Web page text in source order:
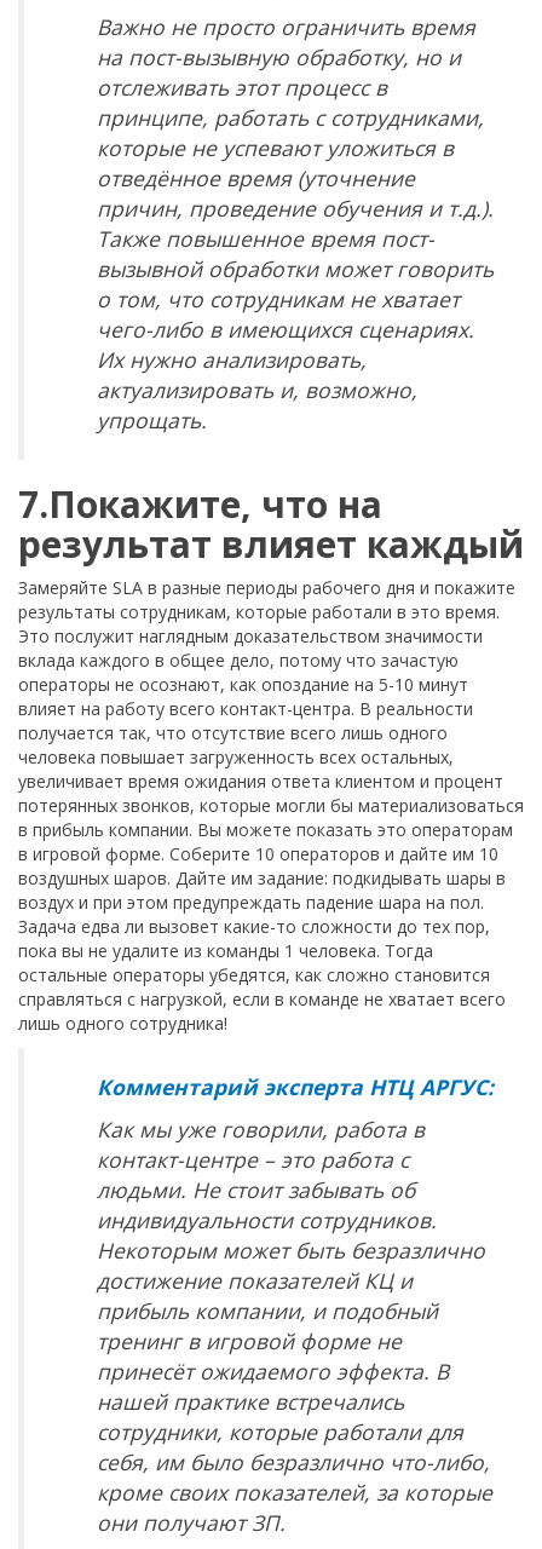
Важно не просто ограничить время
на пост-вызывную обработку, но и
отслеживать этот процесс в
принципе, работать с сотрудниками,
которые не успевают уложиться в
отведённое время (уточнение
причин, проведение обучения и т.д.).
Также повышенное время пост-
вызывной обработки может говорить
о том, что сотрудникам не хватает
чего-либо в имеющихся сценариях.
Их нужно анализировать,
актуализировать и, возможно,
упрощать.
7.Покажите, что на
результат влияет каждый
Замеряйте SLA в разные периоды рабочего дня и покажите
результаты сотрудникам, которые работали в это время.
Это послужит наглядным доказательством значимости
вклада каждого в общее дело, потому что зачастую
операторы не осознают, как опоздание на 5-10 минут
влияет на работу всего контакт-центра. В реальности
получается так, что отсутствие всего лишь одного
человека повышает загруженность всех остальных,
увеличивает время ожидания ответа клиентом и процент
потерянных звонков, которые могли бы материализоваться
в прибыль компании. Вы можете показать это операторам
в игровой форме. Соберите 10 операторов и дайте им 10
воздушных шаров. Дайте им задание: подкидывать шары в
воздух и при этом предупреждать падение шара на пол.
Задача едва ли вызовет какие-то сложности до тех пор,
пока вы не удалите из команды 1 человека. Тогда
остальные операторы убедятся, как сложно становится
справляться с нагрузкой, если в команде не хватает всего
лишь одного сотрудника!
Комментарий эксперта НТЦ АРГУС:
Как мы уже говорили, работа в
контакт-центре – это работа с
людьми. Не стоит забывать об
индивидуальности сотрудников.
Некоторым может быть безразлично
достижение показателей КЦ и
прибыль компании, и подобный
тренинг в игровой форме не
принесёт ожидаемого эффекта. В
нашей практике встречались
сотрудники, которые работали для
себя, им было безразлично что-либо,
кроме своих показателей, за которые
они получают ЗП.